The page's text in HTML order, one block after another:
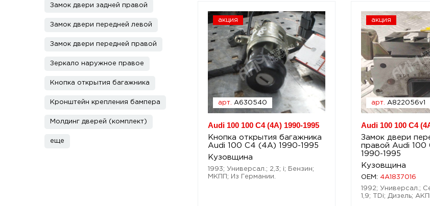
Замок двери задней правой
Замок двери передней левой
Замок двери передней правой
Зеркало наружное правое
Кнопка открытия багажника
Кронштейн крепления бампера
Молдинг дверей (комплект)
еще
акция
арт. A630540
Audi 100 100 C4 (4A) 1990-1995
Кнопка открытия багажника
Audi 100 C4 (4A) 1990-1995
Кузовщина
1993; Универсал.; 2,3; i; Бензин;
МКПП; Из Германии.
акция
арт. A822056v1
Audi 100 100 C4
Замок двери
правой Audi 100
1990-1995
Кузовщина
OEM: 4A1837016
1992; Универсал.;
1,9; TDi; Дизель;